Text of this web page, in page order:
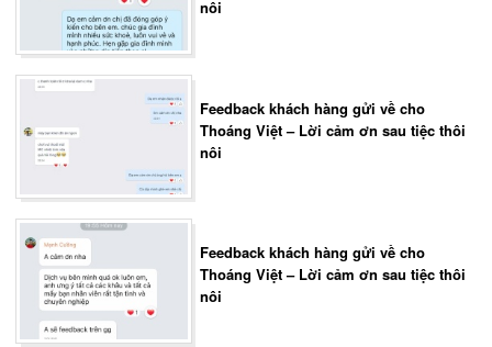
nôi
Feedback khách hàng gửi về cho
Thoáng Việt – Lời cảm ơn sau tiệc thôi
nôi
Feedback khách hàng gửi về cho
Thoáng Việt – Lời cảm ơn sau tiệc thôi
nôi